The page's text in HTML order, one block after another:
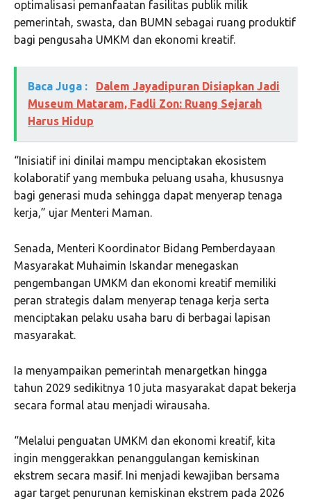
optimalisasi pemanfaatan fasilitas publik milik
pemerintah, swasta, dan BUMN sebagai ruang produktif
bagi pengusaha UMKM dan ekonomi kreatif.
Baca Juga :
Dalem Jayadipuran Disiapkan Jadi
Museum Mataram, Fadli Zon: Ruang Sejarah
Harus Hidup
“Inisiatif ini dinilai mampu menciptakan ekosistem
kolaboratif yang membuka peluang usaha, khususnya
bagi generasi muda sehingga dapat menyerap tenaga
kerja,” ujar Menteri Maman.
Senada, Menteri Koordinator Bidang Pemberdayaan
Masyarakat Muhaimin Iskandar menegaskan
pengembangan UMKM dan ekonomi kreatif memiliki
peran strategis dalam menyerap tenaga kerja serta
menciptakan pelaku usaha baru di berbagai lapisan
masyarakat.
Ia menyampaikan pemerintah menargetkan hingga
tahun 2029 sedikitnya 10 juta masyarakat dapat bekerja
secara formal atau menjadi wirausaha.
“Melalui penguatan UMKM dan ekonomi kreatif, kita
ingin menggerakkan penanggulangan kemiskinan
ekstrem secara masif. Ini menjadi kewajiban bersama
agar target penurunan kemiskinan ekstrem pada 2026